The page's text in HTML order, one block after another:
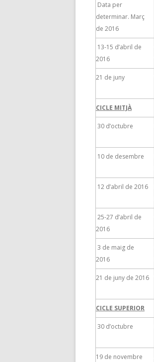
Data per
determinar. Març
de 2016
13-15 d’abril de
2016
21 de juny
CICLE MITJÀ
30 d’octubre
10 de desembre
12 d’abril de 2016
25-27 d’abril de
2016
3 de maig de
2016
21 de juny de 2016
CICLE SUPERIOR
30 d’octubre
19 de novembre